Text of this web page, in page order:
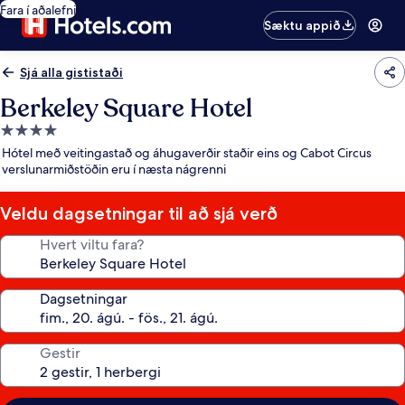
Fara í aðalefni
Sæktu appið
Sjá alla gististaði
Berkeley Square Hotel
4.0
stjörnu
gististaður
Hótel með veitingastað og áhugaverðir staðir eins og Cabot Circus
verslunarmiðstöðin eru í næsta nágrenni
Veldu dagsetningar til að sjá verð
Hvert viltu fara?
Dagsetningar
Gestir